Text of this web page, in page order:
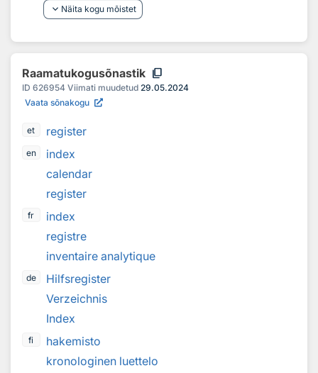
keyboard_arrow_down Näita kogu mõistet
Raamatukogusõnastik content_copy
ID 626954 Viimati muudetud 29.05.2024
Vaata sõnakogu
et register
en
index
calendar
register
fr
index
registre
inventaire analytique
de
Hilfsregister
Verzeichnis
Index
fi
hakemisto
kronologinen luettelo